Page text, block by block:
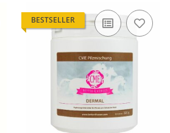
BESTSELLER